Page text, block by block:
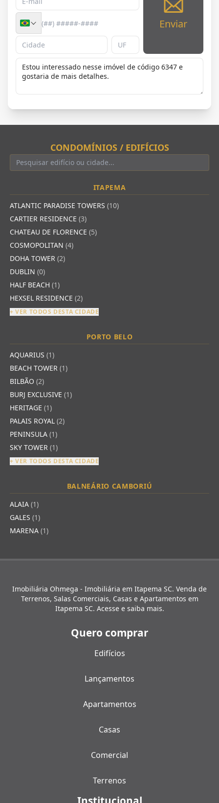
Enviar
CONDOMÍNIOS / EDIFÍCIOS
ITAPEMA
ATLANTIC PARADISE TOWERS (10)
CARTIER RESIDENCE (3)
CHATEAU DE FLORENCE (5)
COSMOPOLITAN (4)
DOHA TOWER (2)
DUBLIN (0)
HALF BEACH (1)
HEXSEL RESIDENCE (2)
+ VER TODOS DESTA CIDADE
PORTO BELO
AQUARIUS (1)
BEACH TOWER (1)
BILBÃO (2)
BURJ EXCLUSIVE (1)
HERITAGE (1)
PALAIS ROYAL (2)
PENINSULA (1)
SKY TOWER (1)
+ VER TODOS DESTA CIDADE
BALNEÁRIO CAMBORIÚ
ALAIA (1)
GALES (1)
MARENA (1)
Imobiliária Ohmega - Imobiliária em Itapema SC. Venda de
Terrenos, Salas Comerciais, Casas e Apartamentos em
Itapema SC. Acesse e saiba mais.
Quero comprar
Edifícios
Lançamentos
Apartamentos
Casas
Comercial
Terrenos